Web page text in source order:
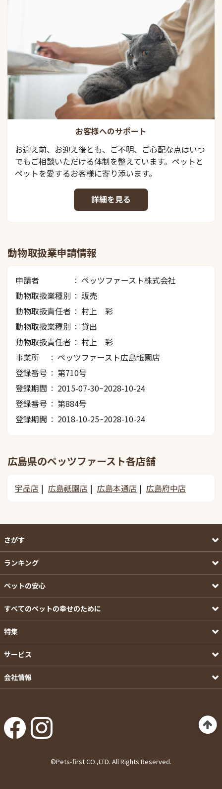
お客様へのサポート
お迎え前、お迎え後とも、ご不明、ご心配な点はいつ
でもご相談いただける体制を整えています。ペットと
ペットを愛するお客様に寄り添います。
詳細を見る
動物取扱業申請情報
申請者
ペッツファースト株式会社
動物取扱業種別
販売
動物取扱責任者
村上 彩
動物取扱業種別
貸出
動物取扱責任者
村上 彩
事業所
ペッツファースト広島祇園店
登録番号
第710号
登録期間
2015-07-30~2028-10-24
登録番号
第884号
登録期間
2018-10-25~2028-10-24
広島県のペッツファースト各店舗
宇品店 広島祇園店 広島本通店 広島府中店
さがす
ランキング
ペットの安心
すべてのペットの幸せのために
特集
サービス
会社情報
©Pets-first CO.,LTD. All Rights Reserved.